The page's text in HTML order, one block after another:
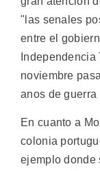
"las senales
entre el
noviembre
anos de guerra
En cuanto a
colonia
ejemplo donde